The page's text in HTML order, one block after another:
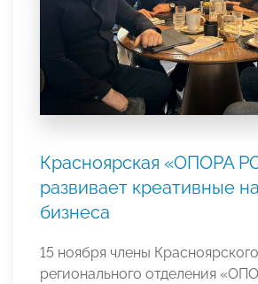
Красноярская «ОПОРА
развивает креативные
бизнеса
15 ноября члены Красноярского
регионального отделения